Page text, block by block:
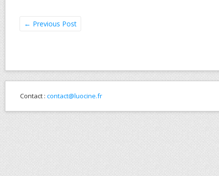
← Previous Post
Contact : contact@luocine.fr